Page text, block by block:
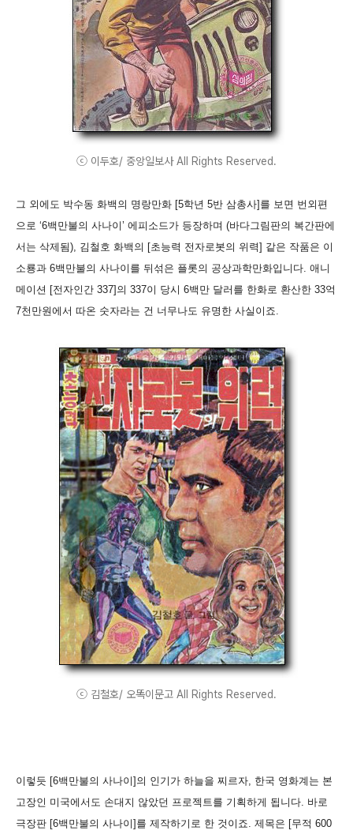
ⓒ 이두호/ 중앙일보사 All Rights Reserved.
그 외에도 박수동 화백의 명랑만화 [5학년 5반 삼총사]를 보면 번외편
으로 ‘6백만불의 사나이’ 에피소드가 등장하며 (바다그림판의 복간판에
서는 삭제됨), 김철호 화백의 [초능력 전자로봇의 위력] 같은 작품은 이
소룡과 6백만불의 사나이를 뒤섞은 플롯의 공상과학만화입니다. 애니
메이션 [전자인간 337]의 337이 당시 6백만 달러를 한화로 환산한 33억
7천만원에서 따온 숫자라는 건 너무나도 유명한 사실이죠.
ⓒ 김철호/ 오똑이문고 All Rights Reserved.
이렇듯 [6백만불의 사나이]의 인기가 하늘을 찌르자, 한국 영화계는 본
고장인 미국에서도 손대지 않았던 프로젝트를 기획하게 됩니다. 바로
극장판 [6백만불의 사나이]를 제작하기로 한 것이죠. 제목은 [무적 600